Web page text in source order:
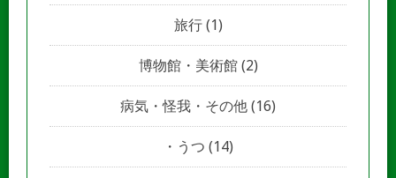
旅行(1)
博物館・美術館(2)
病気・怪我・その他 (16)
うつ (14)